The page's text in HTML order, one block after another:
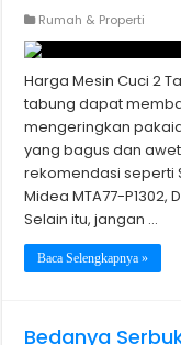
Rumah & Properti
Harga Mesin Cuci 2
tabung dapat
mengeringkan
yang bagus dan
rekomendasi seperti
Midea MTA77-P1302,
Selain itu, jangan …
Baca Selengkapnya »
Bedanya